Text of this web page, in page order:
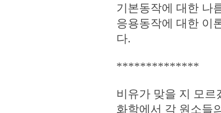
기본동작에 대한 나
응용동작에 대한 이
다.
**************
비유가 맞을 지 모르
화학에서 각 원소들